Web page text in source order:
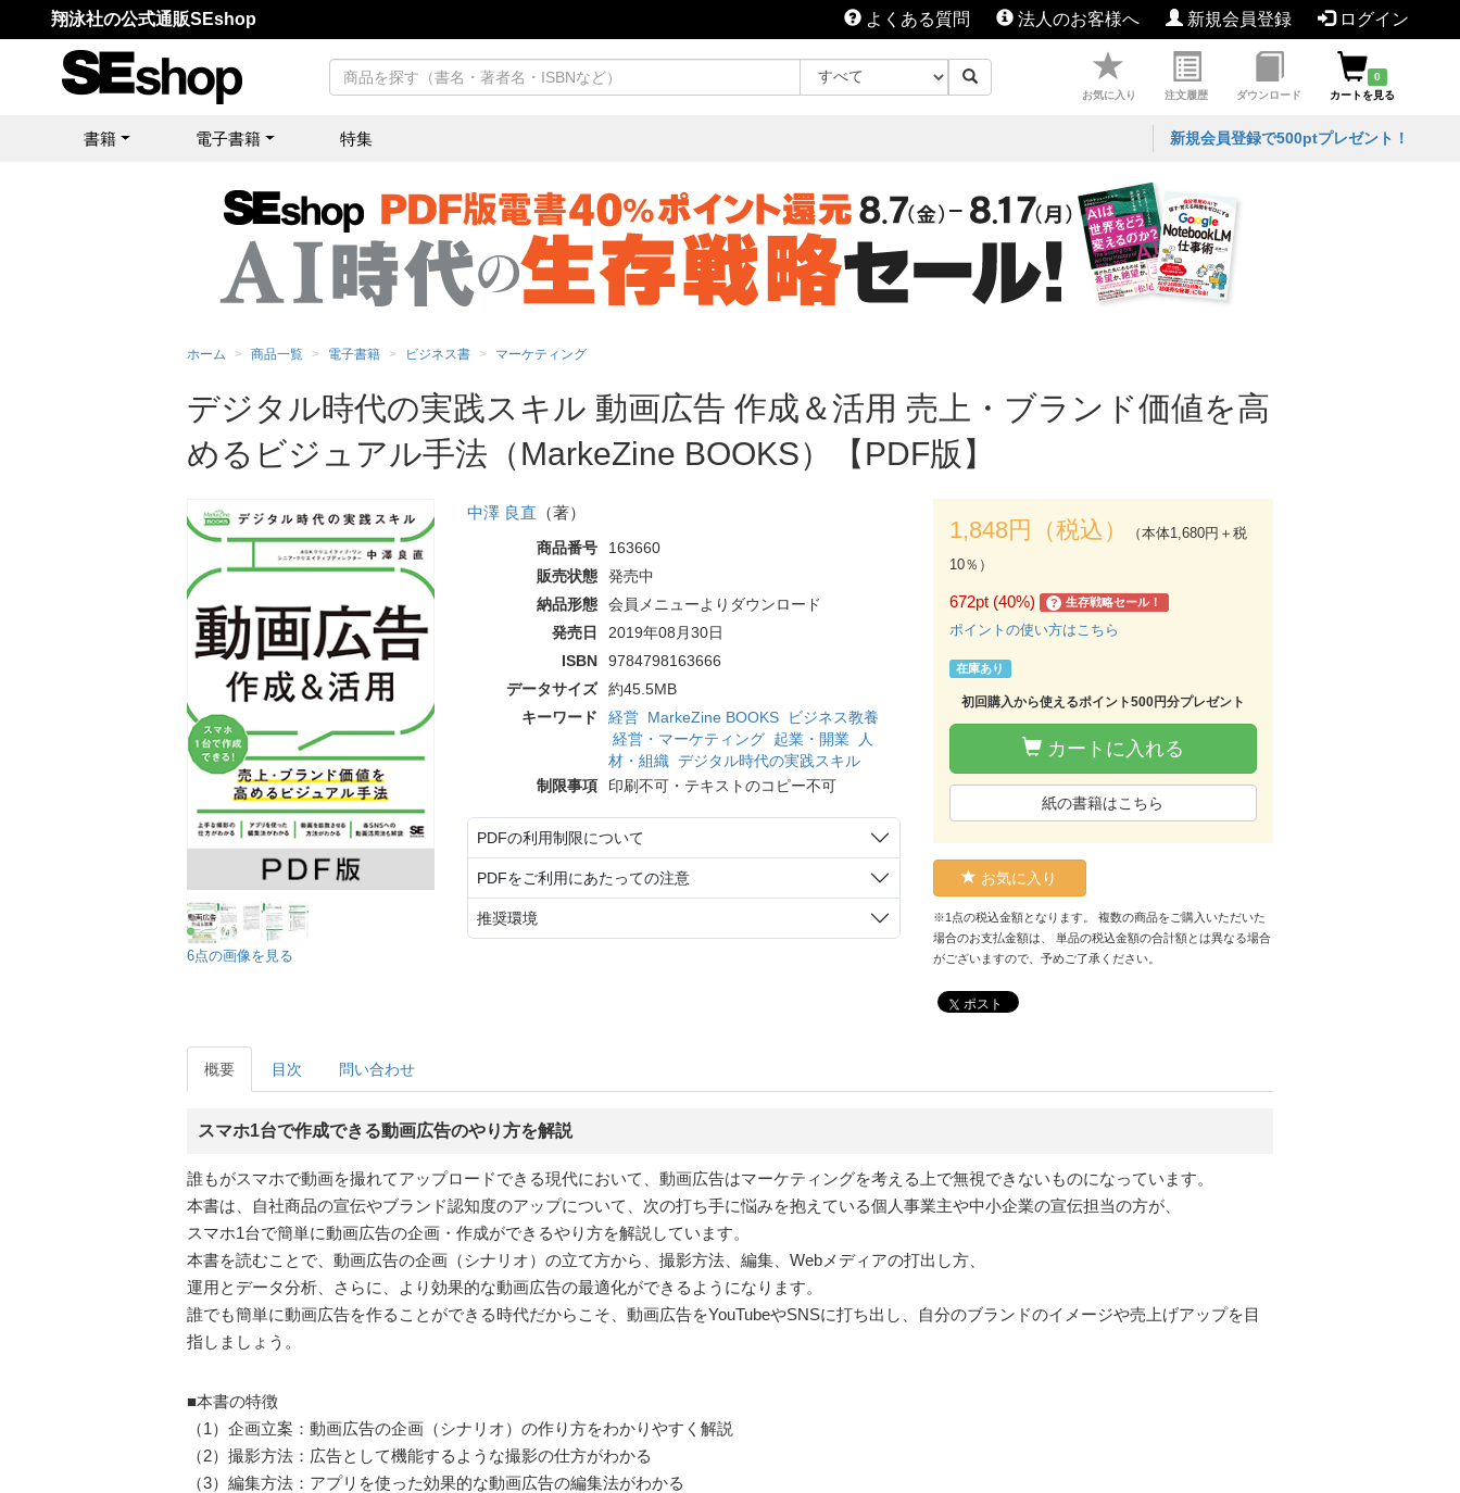
翔泳社の公式通販SEshop よくある質問 法人のお客様へ 新規会員登録 ログイン
お気に入り 注文履歴 ダウンロード
0
カートを見る
書籍 電子書籍 特集 新規会員登録で500ptプレゼント！
ホーム 商品一覧 電子書籍 ビジネス書 マーケティング
デジタル時代の実践スキル 動画広告 作成＆活用 売上・ブランド価値を高
めるビジュアル手法（MarkeZine BOOKS）【PDF版】
6点の画像を見る
中澤 良直 （著）
商品番号
163660
販売状態
発売中
納品形態
会員メニューよりダウンロード
発売日
2019年08月30日
ISBN
9784798163666
データサイズ
約45.5MB
キーワード
経営 MarkeZine BOOKS
ビジネス教養
経営・マーケティング 起業・開業
人
材・組織 デジタル時代の実践スキル
制限事項
印刷不可・テキストのコピー不可
PDFの利用制限について
PDFをご利用にあたっての注意
推奨環境
1,848円（税込）
（本体1,680円＋税
10％）
672pt (40%) ? 生存戦略セール！
ポイントの使い方はこちら
在庫あり
初回購入から使えるポイント500円分プレゼント
カートに入れる
紙の書籍はこちら
お気に入り
※1点の税込金額となります。 複数の商品をご購入いただいた
場合のお支払金額は、 単品の税込金額の合計額とは異なる場合
がございますので、予めご了承ください。
ポスト
概要 目次 問い合わせ
スマホ1台で作成できる動画広告のやり方を解説
誰もがスマホで動画を撮れてアップロードできる現代において、動画広告はマーケティングを考える上で無視できないものになっています。
本書は、自社商品の宣伝やブランド認知度のアップについて、次の打ち手に悩みを抱えている個人事業主や中小企業の宣伝担当の方が、
スマホ1台で簡単に動画広告の企画・作成ができるやり方を解説しています。
本書を読むことで、動画広告の企画（シナリオ）の立て方から、撮影方法、編集、Webメディアの打出し方、
運用とデータ分析、さらに、より効果的な動画広告の最適化ができるようになります。
誰でも簡単に動画広告を作ることができる時代だからこそ、動画広告をYouTubeやSNSに打ち出し、自分のブランドのイメージや売上げアップを目
指しましょう。
■本書の特徴
（1）企画立案：動画広告の企画（シナリオ）の作り方をわかりやすく解説
（2）撮影方法：広告として機能するような撮影の仕方がわかる
（3）編集方法：アプリを使った効果的な動画広告の編集法がわかる